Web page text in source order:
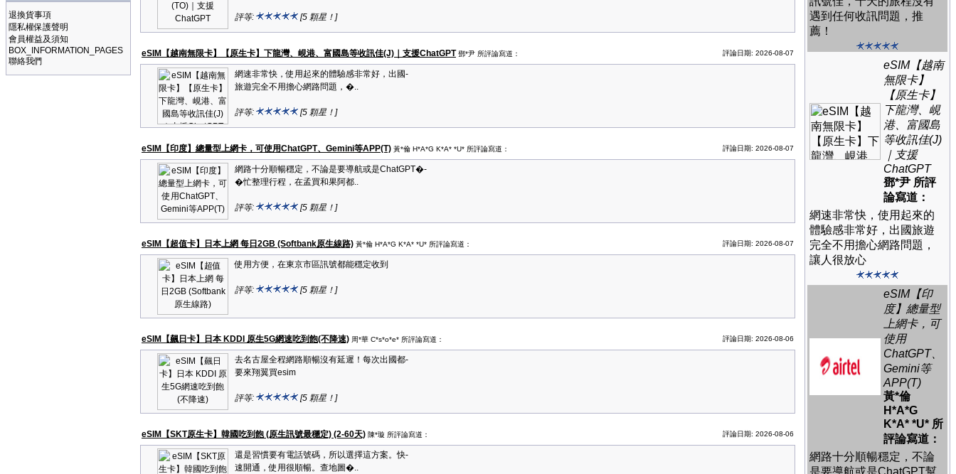
退換貨事項
隱私權保護聲明
會員權益及須知
BOX_INFORMATION_PAGES
聯絡我們
評等: [5 顆星！]
eSIM【越南無限卡】【原生卡】下龍灣、峴港、富國島等收訊佳(J)｜支援ChatGPT 鄧*尹 所評論寫道： 評論日期: 2026-08-07
網速非常快，使用起來的體驗感非常好，出國-
旅遊完全不用擔心網路問題，�..
評等: [5 顆星！]
eSIM【印度】總量型上網卡，可使用ChatGPT、Gemini等APP(T) 黃*倫 H*A*G K*A* *U* 所評論寫道： 評論日期: 2026-08-07
網路十分順暢穩定，不論是要導航或是ChatGPT�-
�忙整理行程，在孟買和果阿都..
評等: [5 顆星！]
eSIM【超值卡】日本上網 每日2GB (Softbank原生線路) 黃*倫 H*A*G K*A* *U* 所評論寫道： 評論日期: 2026-08-07
使用方便，在東京市區訊號都能穩定收到
評等: [5 顆星！]
eSIM【飆日卡】日本 KDDI 原生5G網速吃到飽(不降速) 周*華 C*s*o*e* 所評論寫道： 評論日期: 2026-08-06
去名古屋全程網路順暢沒有延遲！每次出國都-
要來翔翼買esim
評等: [5 顆星！]
eSIM【SKT原生卡】韓國吃到飽 (原生訊號最穩定) (2-60天) 陳*璇 所評論寫道： 評論日期: 2026-08-06
還是習慣要有電話號碼，所以選擇這方案。快-
速開通，使用很順暢。查地圖�..
遇到任何收訊問題，推
薦！
eSIM【越南
無限卡】
【原生卡】
下龍灣、峴
港、富國島
等收訊佳(J)
｜支援
ChatGPT
鄧*尹 所評
論寫道：
網速非常快，使用起來的
體驗感非常好，出國旅遊
完全不用擔心網路問題，
讓人很放心
eSIM【印
度】總量型
上網卡，可
使用
ChatGPT、
Gemini等
APP(T)
黃*倫
H*A*G
K*A* *U* 所
評論寫道：
網路十分順暢穩定，不論
是要導航或是ChatGPT幫